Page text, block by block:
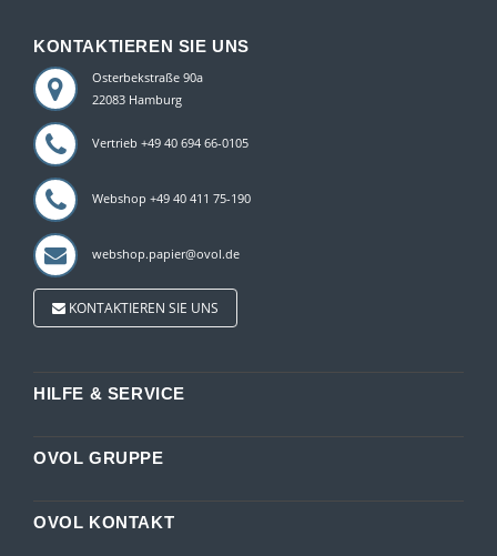
KONTAKTIEREN SIE UNS
Osterbekstraße 90a
22083 Hamburg
Vertrieb +49 40 694 66-0105
Webshop +49 40 411 75-190
webshop.papier@ovol.de
KONTAKTIEREN SIE UNS
HILFE & SERVICE
OVOL GRUPPE
OVOL KONTAKT